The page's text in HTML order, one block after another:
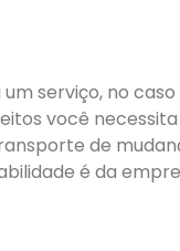
serviço, no
você
de
é da